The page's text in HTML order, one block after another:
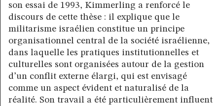
son essai de 1993, Kimmerling a renforcé le
discours de cette thèse : il explique que le
militarisme israélien constitue un principe
organisationnel central de la société israélienne,
dans laquelle les pratiques institutionnelles et
culturelles sont organisées autour de la gestion
d’un conflit externe élargi, qui est envisagé
comme un aspect évident et naturalisé de la
réalité. Son travail a été particulièrement influent